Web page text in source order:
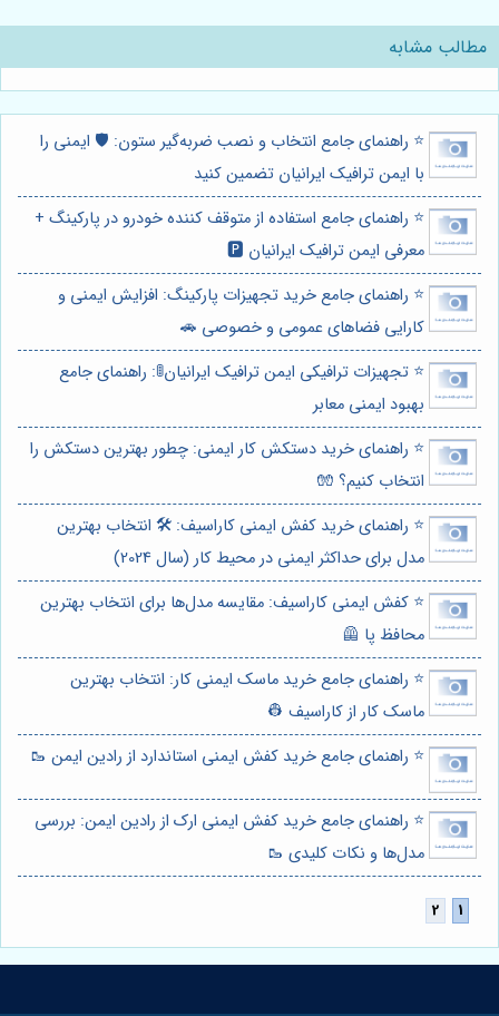
مطالب مشابه
⭐️ راهنمای جامع انتخاب و نصب ضربه‌گیر ستون: 🛡️ ایمنی را
با ایمن ترافیک ایرانیان تضمین کنید
⭐️ راهنمای جامع استفاده از متوقف کننده خودرو در پارکینگ +
معرفی ایمن ترافیک ایرانیان 🅿️
⭐️ راهنمای جامع خرید تجهیزات پارکینگ: افزایش ایمنی و
کارایی فضاهای عمومی و خصوصی 🚗
⭐️ تجهیزات ترافیکی ایمن ترافیک ایرانیان🚦: راهنمای جامع
بهبود ایمنی معابر
⭐️ راهنمای خرید دستکش کار ایمنی: چطور بهترین دستکش را
انتخاب کنیم؟ 🧤
⭐️ راهنمای خرید کفش ایمنی کاراسیف: 🛠️ انتخاب بهترین
مدل برای حداکثر ایمنی در محیط کار (سال 2024)
⭐️ کفش ایمنی کاراسیف: مقایسه مدل‌ها برای انتخاب بهترین
محافظ پا 🦺
⭐️ راهنمای جامع خرید ماسک ایمنی کار: انتخاب بهترین
ماسک کار از کاراسیف 👷
⭐️ راهنمای جامع خرید کفش ایمنی استاندارد از رادین ایمن 🥾
⭐️ راهنمای جامع خرید کفش ایمنی ارک از رادین ایمن: بررسی
مدل‌ها و نکات کلیدی 🥾